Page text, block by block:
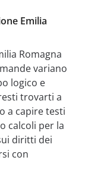
Emilia
Romagna
variano
logico e
trovarti a
a capire testi
calcoli per la
diritti dei
con